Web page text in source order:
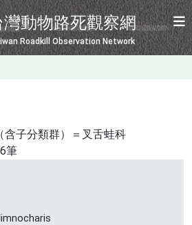
灣動物路死觀察網
Roadkill Observation Network
含子分類群）＝叉舌蛙科
筆